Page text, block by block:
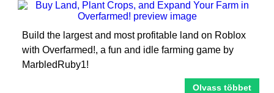
Build the largest and most profitable land on Roblox
with Overfarmed!, a fun and idle farming game by
MarbledRuby1!
Olvass többet